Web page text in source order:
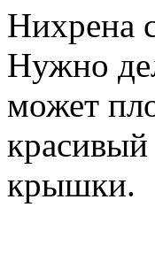
Нихрена
Нужно
может
крышки.